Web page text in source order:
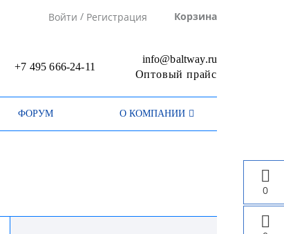
Войти / Регистрация Корзина
0
+7 495 666-24-11
info@baltway.ru
Оптовый прайс
ФОРУМ О КОМПАНИИ